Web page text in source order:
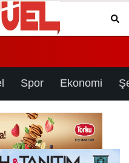
Spor Ekonomi